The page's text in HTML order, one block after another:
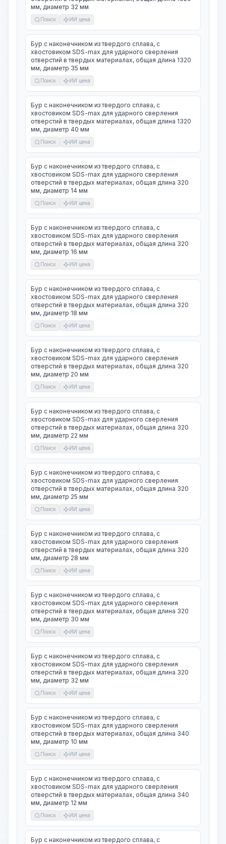
мм, диаметр 32 мм
Поиск ИИ цена
Бур с наконечником из твердого сплава, с
хвостовиком SDS-max для ударного сверления
отверстий в твердых материалах, общая длина 1320
мм, диаметр 35 мм
Поиск ИИ цена
Бур с наконечником из твердого сплава, с
хвостовиком SDS-max для ударного сверления
отверстий в твердых материалах, общая длина 1320
мм, диаметр 40 мм
Поиск ИИ цена
Бур с наконечником из твердого сплава, с
хвостовиком SDS-max для ударного сверления
отверстий в твердых материалах, общая длина 320
мм, диаметр 14 мм
Поиск ИИ цена
Бур с наконечником из твердого сплава, с
хвостовиком SDS-max для ударного сверления
отверстий в твердых материалах, общая длина 320
мм, диаметр 16 мм
Поиск ИИ цена
Бур с наконечником из твердого сплава, с
хвостовиком SDS-max для ударного сверления
отверстий в твердых материалах, общая длина 320
мм, диаметр 18 мм
Поиск ИИ цена
Бур с наконечником из твердого сплава, с
хвостовиком SDS-max для ударного сверления
отверстий в твердых материалах, общая длина 320
мм, диаметр 20 мм
Поиск ИИ цена
Бур с наконечником из твердого сплава, с
хвостовиком SDS-max для ударного сверления
отверстий в твердых материалах, общая длина 320
мм, диаметр 22 мм
Поиск ИИ цена
Бур с наконечником из твердого сплава, с
хвостовиком SDS-max для ударного сверления
отверстий в твердых материалах, общая длина 320
мм, диаметр 25 мм
Поиск ИИ цена
Бур с наконечником из твердого сплава, с
хвостовиком SDS-max для ударного сверления
отверстий в твердых материалах, общая длина 320
мм, диаметр 28 мм
Поиск ИИ цена
Бур с наконечником из твердого сплава, с
хвостовиком SDS-max для ударного сверления
отверстий в твердых материалах, общая длина 320
мм, диаметр 30 мм
Поиск ИИ цена
Бур с наконечником из твердого сплава, с
хвостовиком SDS-max для ударного сверления
отверстий в твердых материалах, общая длина 320
мм, диаметр 32 мм
Поиск ИИ цена
Бур с наконечником из твердого сплава, с
хвостовиком SDS-max для ударного сверления
отверстий в твердых материалах, общая длина 340
мм, диаметр 10 мм
Поиск ИИ цена
Бур с наконечником из твердого сплава, с
хвостовиком SDS-max для ударного сверления
отверстий в твердых материалах, общая длина 340
мм, диаметр 12 мм
Поиск ИИ цена
Бур с наконечником из твердого сплава, с